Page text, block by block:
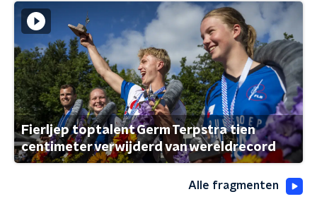
Fierljep toptalent Germ Terpstra tien
centimeter verwijderd van wereldrecord
Alle fragmenten